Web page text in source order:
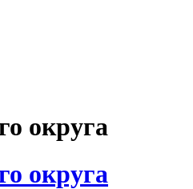
округа
округа